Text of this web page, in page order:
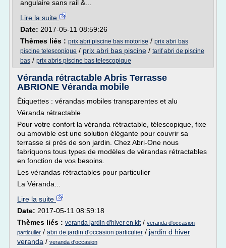
angulaire sans rail &...
Lire la suite
Date: 2017-05-11 08:59:26
Thèmes liés : prix abri piscine bas motorise / prix abri bas
piscine telescopique / prix abri bas piscine / tarif abri de piscine
bas / prix abris piscine bas telescopique
Véranda rétractable Abris Terrasse
ABRIONE Véranda mobile
Étiquettes : vérandas mobiles transparentes et alu
Véranda rétractable
Pour votre confort la véranda rétractable, télescopique, fixe
ou amovible est une solution élégante pour couvrir sa
terrasse si près de son jardin. Chez Abri-One nous
fabriquons tous types de modèles de vérandas rétractables
en fonction de vos besoins.
Les vérandas rétractables pour particulier
La Véranda...
Lire la suite
Date: 2017-05-11 08:59:18
Thèmes liés : veranda jardin d'hiver en kit/ veranda d'occasion
particulier / abri de jardin d'occasion particulier / jardin d hiver
veranda / veranda d'occasion